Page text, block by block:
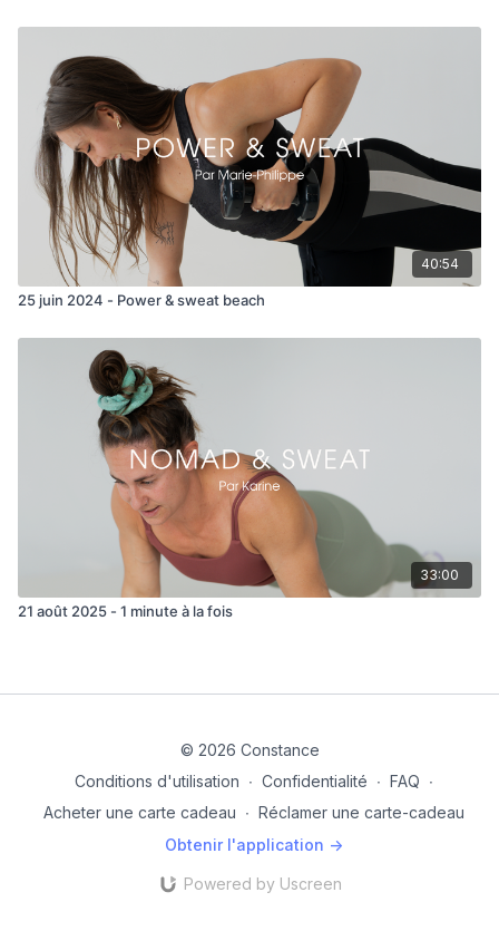
40:54
25 juin 2024 - Power & sweat beach
33:00
21 août 2025 - 1 minute à la fois
© 2026 Constance
Conditions d'utilisation ∙ Confidentialité ∙ FAQ ∙
Acheter une carte cadeau ∙ Réclamer une carte-cadeau
Obtenir l'application ->
Powered by Uscreen